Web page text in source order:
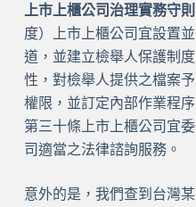
上市上櫃公司治理實務守則
度）上市上櫃公司宜設置
道，並建立檢舉人保護制
性，對檢舉人提供之檔案
權限，並訂定內部作業程
第三十條上市上櫃公司宜
司適當之法律諮詢服務。
意外的是，我們查到台灣